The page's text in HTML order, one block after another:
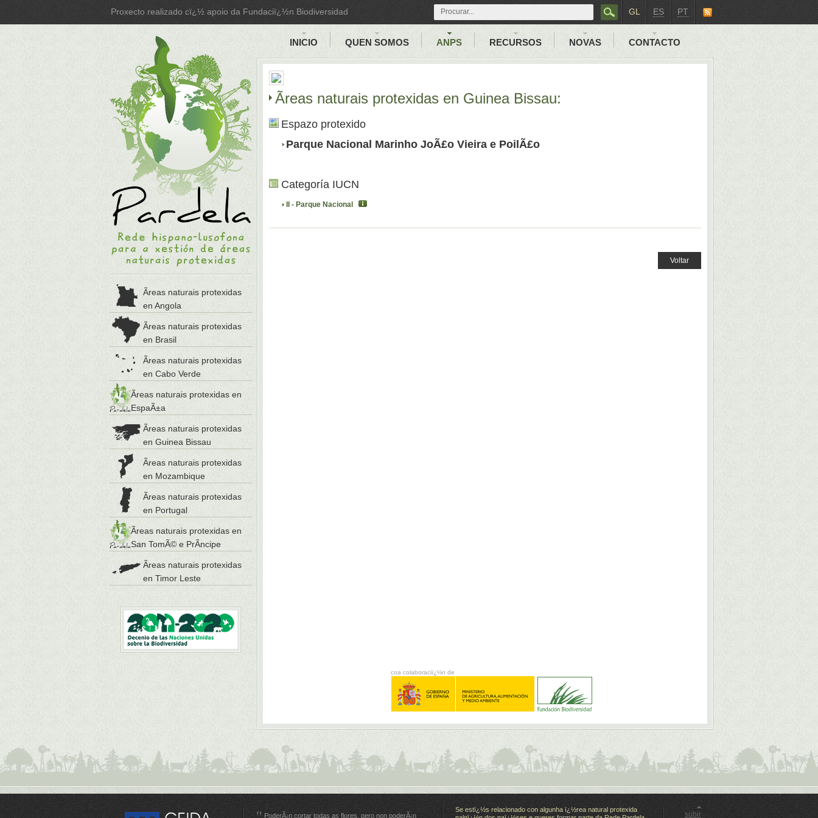
Proxecto realizado cï¿½ apoio da Fundaciï¿½n Biodiversidad PT
ES
GL
Ãreas naturais protexidas
en Angola
Ãreas naturais protexidas
en Brasil
Ãreas naturais protexidas
en Cabo Verde
Ãreas naturais protexidas en
EspaÃ±a
Ãreas naturais protexidas
en Guinea Bissau
Ãreas naturais protexidas
en Mozambique
Ãreas naturais protexidas
en Portugal
Ãreas naturais protexidas en
San TomÃ© e PrÃ­ncipe
Ãreas naturais protexidas
en Timor Leste
INICIO QUEN SOMOS ANPS RECURSOS NOVAS CONTACTO
Ãreas naturais protexidas en Guinea Bissau:
Espazo protexido
Parque Nacional Marinho JoÃ£o Vieira e PoilÃ£o
Categoría IUCN
II - Parque Nacional
Voltar
coa colaboraciï¿½n de
PoderÃ¡n cortar todas as flores, pero non poderÃ¡n
Se estï¿½s relacionado con algunha ï¿½rea natural protexida
subir